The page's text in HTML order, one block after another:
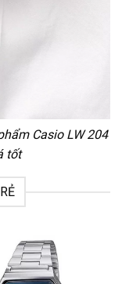
Casio LW 204
tốt